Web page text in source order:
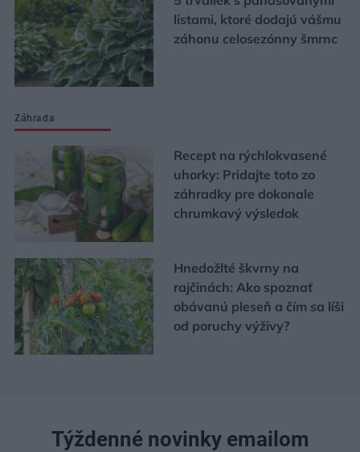
listami, ktoré dodajú vášmu
záhonu celosezónny šmrnc
Záhrada
Recept na rýchlokvasené
uhorky: Pridajte toto zo
záhradky pre dokonale
chrumkavý výsledok
Hnedožlté škvrny na
rajčinách: Ako spoznať
obávanú pleseň a čím sa líši
od poruchy výživy?
Týždenné novinky emailom